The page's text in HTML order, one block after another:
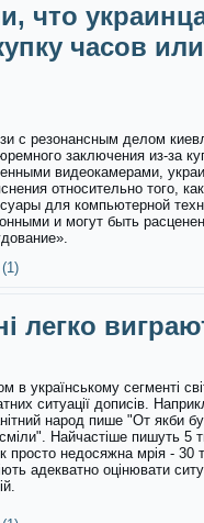
что
часов
с резонансным делом
заключения из-за
видеокамерами,
относительно того,
для компьютерной
и могут быть
легко
в українському сегменті
ситуації дописів.
народ пише "От якби
Найчастіше пишуть
просто недосяжна мрія - 30
адекватно оцінювати